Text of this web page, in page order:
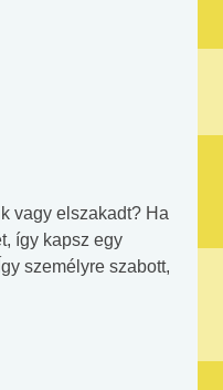
vagy elszakadt? Ha
így kapsz egy
személyre szabott,